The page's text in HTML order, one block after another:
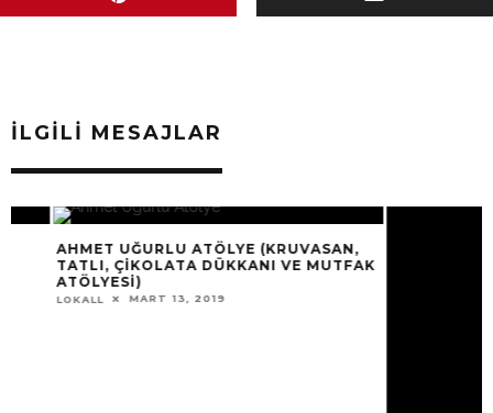
İLGILI MESAJLAR
AHMET UĞURLU ATÖLYE (KRUVASAN,
TATLI, ÇIKOLATA DÜKKANI VE MUTFAK
ATÖLYESI)
LOKALL MART 13, 2019
MAMMA SWEETS
LOKALL